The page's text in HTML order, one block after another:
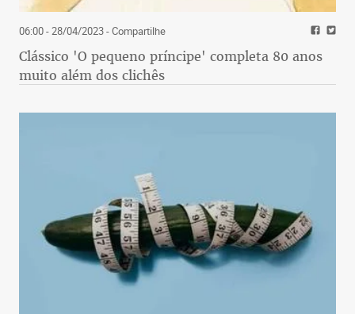
06:00 - 28/04/2023- Compartilhe
Clássico 'O pequeno príncipe' completa 80 anos
muito além dos clichês